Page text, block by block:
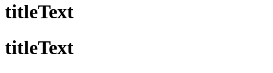
titleText
titleText